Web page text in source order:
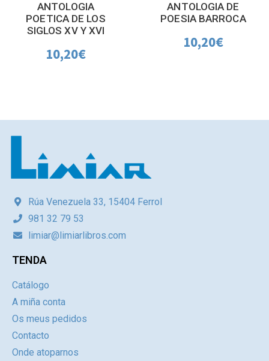
ANTOLOGIA
POETICA DE LOS
SIGLOS XV Y XVI
10,20€
ANTOLOGIA DE
POESIA BARROCA
10,20€
Rúa Venezuela 33, 15404 Ferrol
981 32 79 53
limiar@limiarlibros.com
TENDA
Catálogo
A miña conta
Os meus pedidos
Contacto
Onde atoparnos